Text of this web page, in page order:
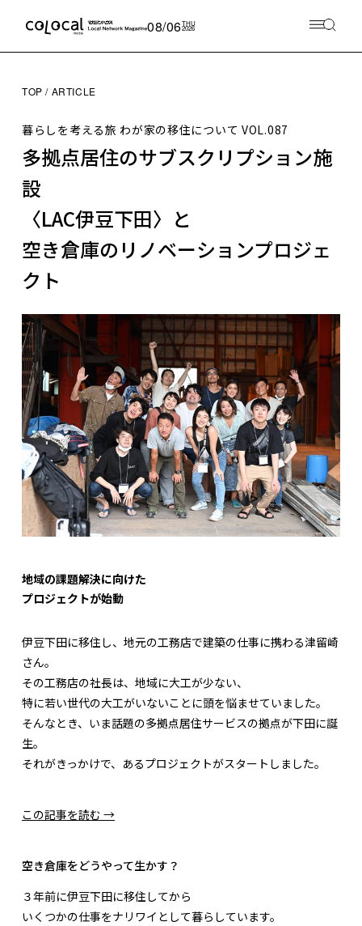
08/06THU
2026
TOP ARTICLE
暮らしを考える旅 わが家の移住について VOL.087
多拠点居住のサブスクリプション施
設
〈LAC伊豆下田〉と
空き倉庫のリノベーションプロジェ
クト
地域の課題解決に向けた
プロジェクトが始動
伊豆下田に移住し、地元の工務店で建築の仕事に携わる津留崎
さん。
その工務店の社長は、地域に大工が少ない、
特に若い世代の大工がいないことに頭を悩ませていました。
そんなとき、いま話題の多拠点居住サービスの拠点が下田に誕
生。
それがきっかけで、あるプロジェクトがスタートしました。
この記事を読む →
空き倉庫をどうやって生かす？
３年前に伊豆下田に移住してから
いくつかの仕事をナリワイとして暮らしています。